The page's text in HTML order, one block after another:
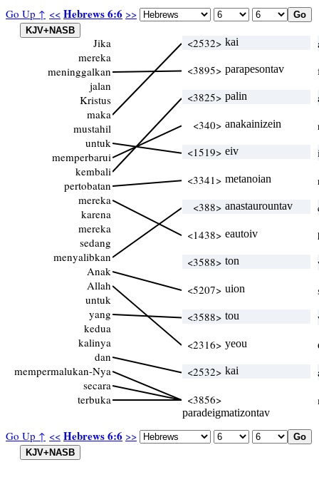
Go Up ↑ << Hebrews 6:6 >>
Go Up ↑ << Hebrews 6:6 >>
Jika
mereka
meninggalkan
jalan
Kristus
maka
mustahil
untuk
memperbarui
kembali
pertobatan
mereka
karena
mereka
sedang
menyalibkan
Anak
Allah
untuk
yang
kedua
kalinya
dan
mempermalukan-Nya
secara
terbuka
<2532> kai
<3895> parapesontav
<3825> palin
<340> anakainizein
<1519> eiv
<3341> metanoian
<388> anastaurountav
<1438> eautoiv
<3588> ton
<5207> uion
<3588> tou
<2316> yeou
<2532> kai
<3856>
paradeigmatizontav